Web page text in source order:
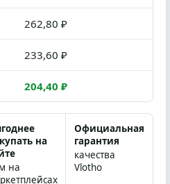
262,80 ₽
233,60 ₽
204,40 ₽
на
на
Официальная
гарантия
качества
Vlotho